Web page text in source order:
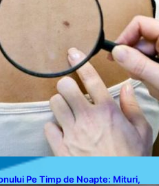
Pe Timp de Noapte: Mituri,